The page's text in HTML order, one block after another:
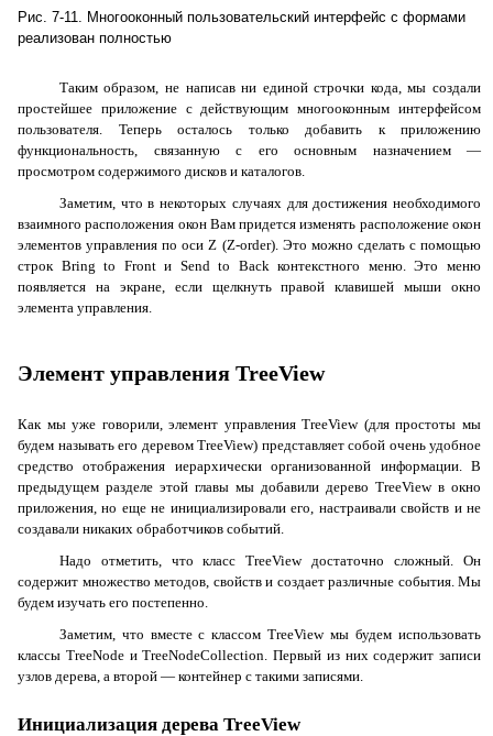
Рис. 7-11. Многооконный пользовательский интерфейс с формами
реализован полностью
Таким образом, не написав ни единой строчки кода, мы создали
простейшее приложение с действующим многооконным интерфейсом
пользователя. Теперь осталось только добавить к приложению
функциональность, связанную с его основным назначением —
просмотром содержимого дисков и каталогов.
Заметим, что в некоторых случаях для достижения необходимого
взаимного расположения окон Вам придется изменять расположение окон
элементов управления по осиZ (Z-order). Это можно сделать с помощью
строк Bring to Frontи Send to Backконтекстного меню. Это меню
появляется на экране, если щелкнуть правой клавишей мыши окно
элемента управления.
Элемент управления TreeView
Как мы уже говорили, элемент управленияTreeView(для простоты мы
будем называть его деревомTreeView) представляет собой очень удобное
средство отображения иерархически организованной информации. В
предыдущем разделе этой главы мы добавили дерево TreeViewв окно
приложения, но еще не инициализировали его, настраивали свойств и не
создавали никаких обработчиков событий.
Надо отметить, что классTreeViewдостаточно сложный. Он
содержит множество методов, свойств и создает различные события. Мы
будем изучать его постепенно.
Заметим, что вместе с классомTreeViewмы будем использовать
классы TreeNodeиTreeNodeCollection. Первый из них содержит записи
узлов дерева, а второй — контейнер с такими записями.
Инициализация дерева TreeView